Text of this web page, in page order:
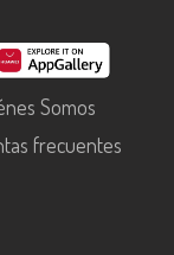
Somos
frecuentes